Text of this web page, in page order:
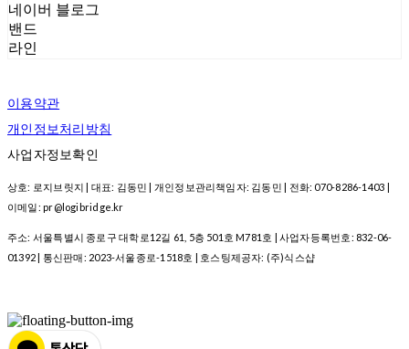
네이버 블로그
밴드
라인
이용약관
개인정보처리방침
사업자정보확인
상호: 로지브릿지 | 대표: 김동민 | 개인정보관리책임자: 김동민 | 전화: 070-8286-1403 |
이메일: pr@logibridge.kr
주소: 서울특별시 종로구 대학로12길 61, 5층 501호 M781호 | 사업자등록번호: 832-06-
01392 | 통신판매: 2023-서울종로-1518호 | 호스팅제공자: (주)식스샵